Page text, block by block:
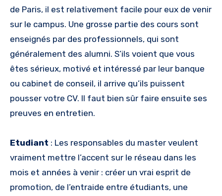
de Paris, il est relativement facile pour eux de venir
sur le campus. Une grosse partie des cours sont
enseignés par des professionnels, qui sont
généralement des alumni. S’ils voient que vous
êtes sérieux, motivé et intéressé par leur banque
ou cabinet de conseil, il arrive qu’ils puissent
pousser votre CV. Il faut bien sûr faire ensuite ses
preuves en entretien.
Etudiant : Les responsables du master veulent
vraiment mettre l’accent sur le réseau dans les
mois et années à venir : créer un vrai esprit de
promotion, de l’entraide entre étudiants, une